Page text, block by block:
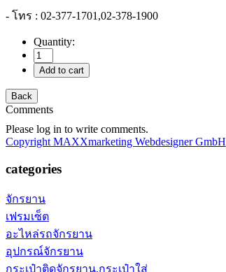
- โทร : 02-377-1701,02-378-1900
Quantity:
Comments
Please log in to write comments.
Copyright MAXXmarketing Webdesigner GmbH
categories
จักรยาน
เฟรมเซ็ต
อะไหล่รถจักรยาน
อุปกรณ์จักรยาน
กระเป๋าติดจักรยาน,กระเป๋าใส่